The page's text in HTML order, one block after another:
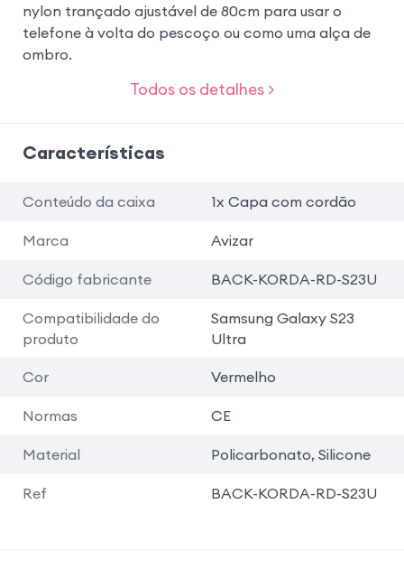
nylon trançado ajustável de 80cm para usar o
telefone à volta do pescoço ou como uma alça de
ombro.
Todos os detalhes >
Características
Conteúdo da caixa 1x Capa com cordão
Marca Avizar
Código fabricante BACK-KORDA-RD-S23U
Compatibilidade do
produto
Samsung Galaxy S23
Ultra
Cor Vermelho
Normas CE
Material Policarbonato, Silicone
Ref BACK-KORDA-RD-S23U